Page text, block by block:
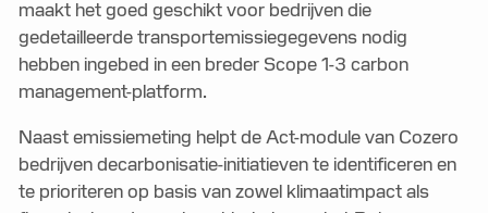
maakt het goed geschikt voor bedrijven die
gedetailleerde transportemissiegegevens nodig
hebben ingebed in een breder Scope 1-3 carbon
management-platform.
Naast emissiemeting helpt de Act-module van Cozero
bedrijven decarbonisatie-initiatieven te identificeren en
te prioriteren op basis van zowel klimaatimpact als